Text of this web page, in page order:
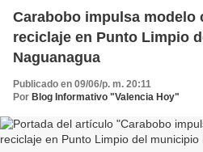
Carabobo impulsa modelo
reciclaje en Punto Limpio
Naguanagua
Publicado en 09/06/p. m. 20:11
Por Blog Informativo "Valencia Hoy"